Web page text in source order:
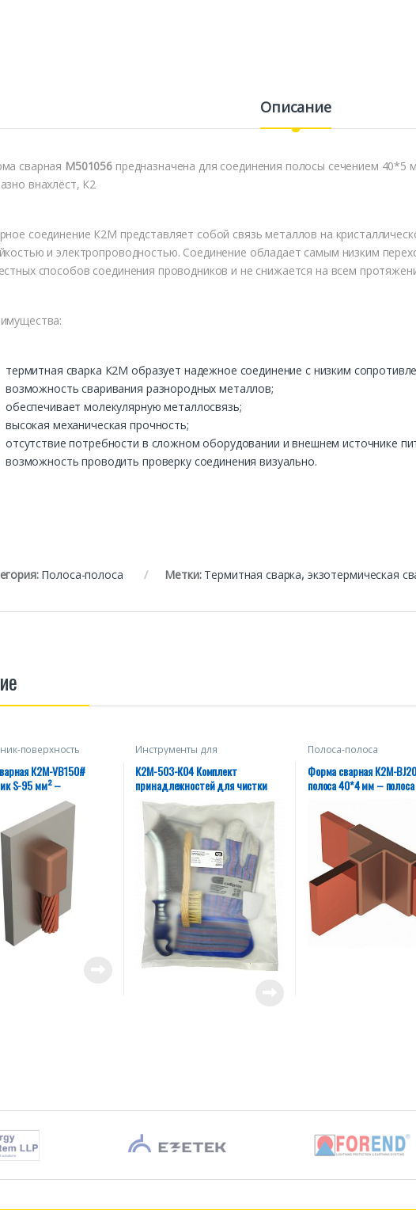
Описание
сварная М501056 предназначена для соединения полосы сечением 40*5
внахлёст, К2
соединение К2М представляет собой связь металлов на
и электропроводностью. Соединение обладает самым низким
способов соединения проводников и не снижается на всем
термитная сварка К2М образует надежное соединение с низким
возможность сваривания разнородных металлов;
обеспечивает молекулярную металлосвязь;
высокая механическая прочность;
отсутствие потребности в сложном оборудовании и внешнем источнике
возможность проводить проверку соединения визуально.
Полоса-полоса Метки: Термитная сварка, экзотермическая
поверхность
К2М-VB150#
S-95 мм² –
Инструменты для
обслуживания сварных форм
К2М-503-К04 Комплект
принадлежностей для чистки
форм и проводников
Полоса-полоса
Форма сварная К2М-
полоса 40*4 мм –